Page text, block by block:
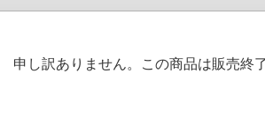
申し訳ありません。この商品は販売終